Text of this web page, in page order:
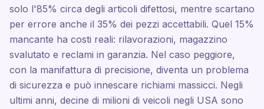
solo l'85% circa degli articoli difettosi, mentre scartano
per errore anche il 35% dei pezzi accettabili. Quel 15%
mancante ha costi reali: rilavorazioni, magazzino
svalutato e reclami in garanzia. Nel caso peggiore,
con la manifattura di precisione, diventa un problema
di sicurezza e può innescare richiami massicci. Negli
ultimi anni, decine di milioni di veicoli negli USA sono